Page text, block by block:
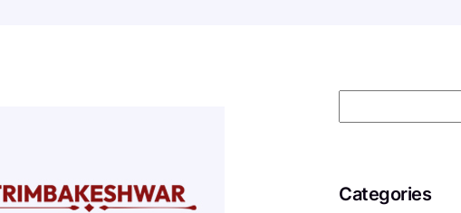
e
c
Categories